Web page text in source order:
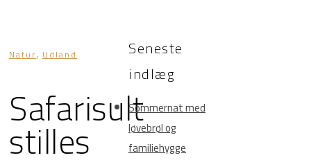
Natur, Udland
Safarisult
stilles
Seneste
indlæg
Sommernat med
løvebrøl og
familiehygge